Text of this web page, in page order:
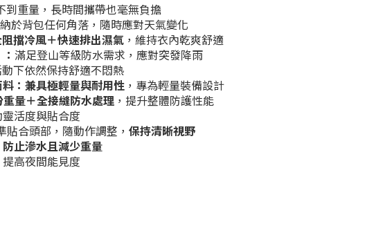
到重量，長時間攜帶也毫無負擔
於背包任何角落，隨時應對天氣變化
擋冷風＋快速排出濕氣 ，維持衣內乾爽舒適
： 滿足登山等級防水需求，應對突發降雨
下依然保持舒適不悶熱
： 兼具極輕量與耐用性 ，專為輕量裝備設計
重量＋全接縫防水處理 ，提升整體防護性能
活度與貼合度
貼合頭部，隨動作調整， 保持清晰視野
止滲水且減少重量
高夜間能見度